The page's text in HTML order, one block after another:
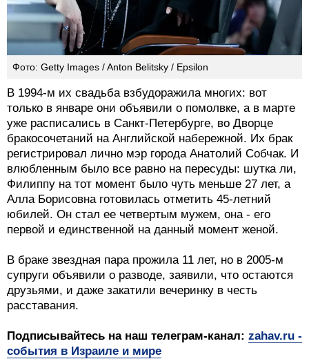
Фото: Getty Images / Anton Belitsky / Epsilon
В 1994-м их свадьба взбудоражила многих: вот
только в январе они объявили о помолвке, а в марте
уже расписались в Санкт-Петербурге, во Дворце
бракосочетаний на Английской набережной. Их брак
регистрировал лично мэр города Анатолий Собчак. И
влюбленным было все равно на пересуды: шутка ли,
Филиппу на тот момент было чуть меньше 27 лет, а
Алла Борисовна готовилась отметить 45-летний
юбилей. Он стал ее четвертым мужем, она - его
первой и единственной на данный момент женой.
В браке звездная пара прожила 11 лет, но в 2005-м
супруги объявили о разводе, заявили, что остаются
друзьями, и даже закатили вечеринку в честь
расставания.
Подписывайтесь на наш телеграм-канал: zahav.ru -
события в Израиле и мире